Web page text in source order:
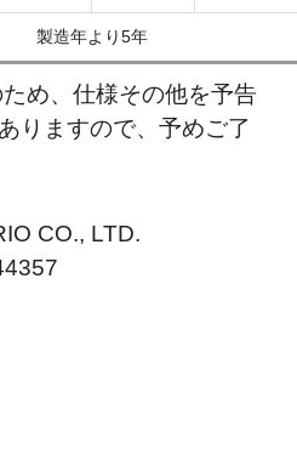
製造年より5年
め、仕様その他を予告
りますので、予めご了
CO., LTD.